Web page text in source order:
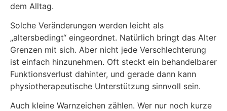
dem Alltag.
Solche Veränderungen werden leicht als
„altersbedingt“ eingeordnet. Natürlich bringt das Alter
Grenzen mit sich. Aber nicht jede Verschlechterung
ist einfach hinzunehmen. Oft steckt ein behandelbarer
Funktionsverlust dahinter, und gerade dann kann
physiotherapeutische Unterstützung sinnvoll sein.
Auch kleine Warnzeichen zählen. Wer nur noch kurze